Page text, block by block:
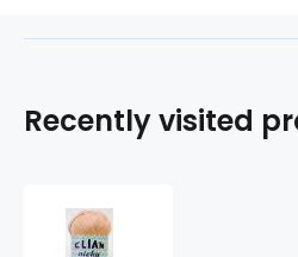
Recently visited